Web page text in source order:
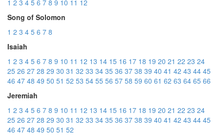
1 2 3 4 5 6 7 8 9 10 11 12
Song of Solomon
1 2 3 4 5 6 7 8
Isaiah
1 2 3 4 5 6 7 8 9 10 11 12 13 14 15 16 17 18 19 20 21 22 23 24
25 26 27 28 29 30 31 32 33 34 35 36 37 38 39 40 41 42 43 44 45
46 47 48 49 50 51 52 53 54 55 56 57 58 59 60 61 62 63 64 65 66
Jeremiah
1 2 3 4 5 6 7 8 9 10 11 12 13 14 15 16 17 18 19 20 21 22 23 24
25 26 27 28 29 30 31 32 33 34 35 36 37 38 39 40 41 42 43 44 45
46 47 48 49 50 51 52